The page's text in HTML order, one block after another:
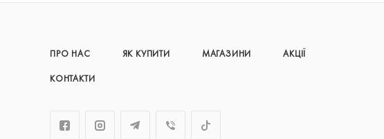
ПРО НАС ЯК КУПИТИ МАГАЗИНИ АКЦІЇ
КОНТАКТИ